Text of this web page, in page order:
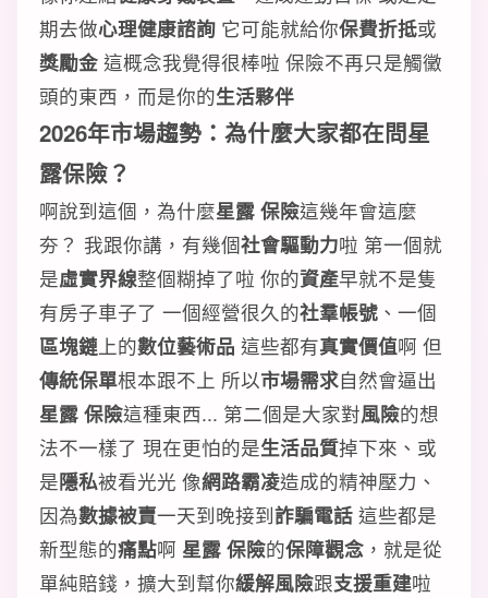
期去做心理健康諮詢 它可能就給你保費折抵或
獎勵金 這概念我覺得很棒啦 保險不再只是觸黴
頭的東西，而是你的生活夥伴
2026年市場趨勢：為什麼大家都在問星
露保險？
啊說到這個，為什麼星露 保險這幾年會這麼
夯？ 我跟你講，有幾個社會驅動力啦 第一個就
是虛實界線整個糊掉了啦 你的資產早就不是隻
有房子車子了 一個經營很久的社羣帳號 、一個
區塊鏈上的數位藝術品 這些都有真實價值啊 但
傳統保單根本跟不上 所以市場需求自然會逼出
星露 保險這種東西... 第二個是大家對風險的想
法不一樣了 現在更怕的是生活品質掉下來、或
是隱私被看光光 像網路霸凌造成的精神壓力、
因為數據被賣一天到晚接到詐騙電話 這些都是
新型態的痛點啊 星露 保險的保障觀念 ，就是從
單純賠錢，擴大到幫你緩解風險跟支援重建啦